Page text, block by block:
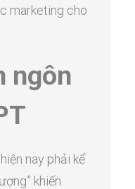
marketing cho
ngôn
nay phải kể
khiến